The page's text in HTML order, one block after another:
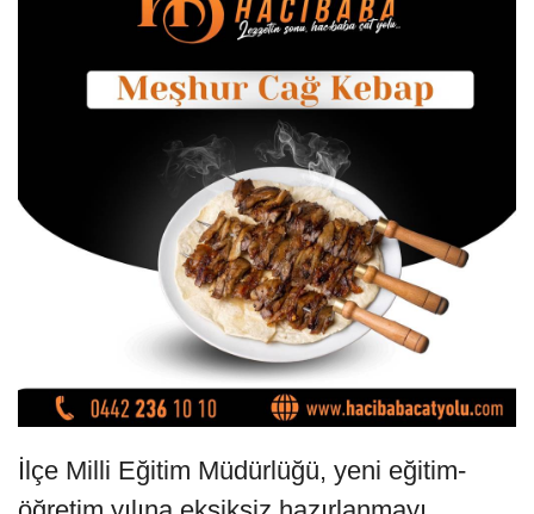
İlçe Milli Eğitim Müdürlüğü, yeni eğitim-